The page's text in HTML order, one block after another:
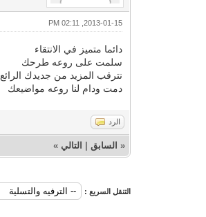
2013-01-15, 02:11 PM
دائما متميز في الانتقاء
سلمت على روعه طرحك
نترقب المزيد من جديدك الرائع
دمت ودام لنا روعه مواضيعك
الرد
« السابق التالي »
التنقل السريع :